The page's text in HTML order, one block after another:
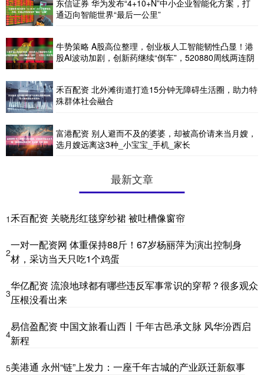
东信证券 华为发布“4+10+N”中小企业智能化方案，打
通迈向智能世界“最后一公里”
牛势策略 A股高位整理，创业板人工智能韧性凸显！港
股AI波动加剧，创新药继续“倒车”，520880周线两连阴
禾百配资 北外滩街道打造15分钟无障碍生活圈，助力特
殊群体社会融合
富港配资 别人避而不及的婆婆，却被高价请来当月嫂，
选月嫂远离这3种_小宝宝_手机_家长
最新文章
1禾百配资 关晓彤红毯穿纱裙 被吐槽像窗帘
2
一对一配资网 体重保持88斤！67岁杨丽萍为演出控制身
材，采访当天只吃1个鸡蛋
3
华亿配资 流浪地球都有哪些违反军事常识的穿帮？很多观众
压根没看出来
4
易信盈配资 中国文旅看山西丨千年古邑承文脉 风华汾西启
新程
5美港通 永州“链”上发力：一座千年古城的产业跃迁新叙事